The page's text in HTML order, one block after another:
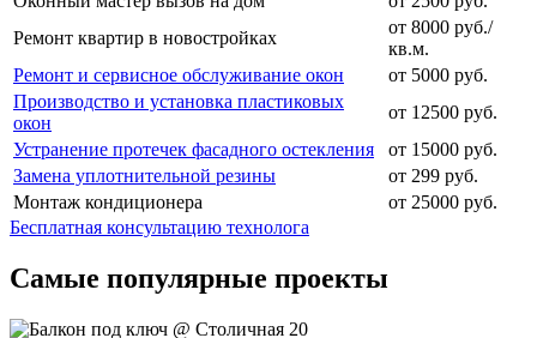
Ремонт квартир в новостройках
от 8000 руб./
кв.м.
Ремонт и сервисное обслуживание окон
от 5000 руб.
Производство и установка пластиковых
окон
от 12500 руб.
Устранение протечек фасадного остекления
от 15000 руб.
Замена уплотнительной резины
от 299 руб.
Монтаж кондиционера
от 25000 руб.
Бесплатная консультацию технолога
Самые популярные проекты